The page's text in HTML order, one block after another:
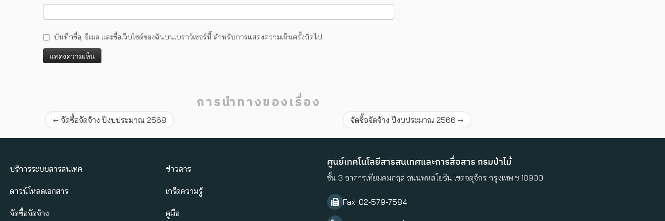
บันทึกชื่อ, อีเมล และชื่อเว็บไซต์ของฉันบนเบราว์เซอร์นี้ สำหรับการแสดงความเห็นครั้งถัดไป
การนำทางของเรื่อง
← จัดซื้อจัดจ้าง ปีงบประมาณ 2568 จัดซื้อจัดจ้าง ปีงบประมาณ 2566 →
บริการระบบสารสนเทศ
ดาวน์โหลดเอกสาร
จัดซื้อจัดจ้าง
ข่าวสาร
เกร็ดความรู้
คู่มือ
ศูนย์เทคโนโลยีสารสนเทศและการสื่อสาร กรมป่าไม้
ชั้น 3 อาคารเทียมคมกฤส ถนนพหลโยธิน เขตจตุจักร กรุงเทพ ฯ 10900
Fax: 02-579-7584​